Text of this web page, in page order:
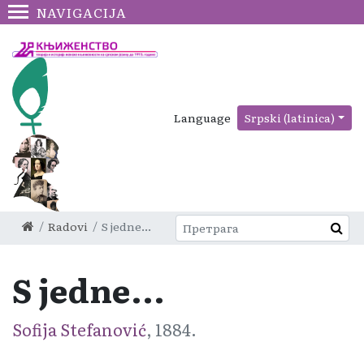
NAVIGACIJA
Language Srpski (latinica)
Radovi S jedne...
S jedne...
Sofija Stefanović, 1884.